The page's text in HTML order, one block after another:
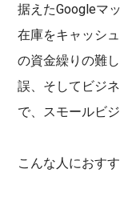
据えたGoogleマ
在庫をキャッシ
の資金繰りの難
誤、そしてビジ
で、スモールビ
こんな人におすす